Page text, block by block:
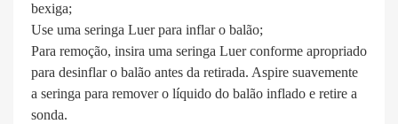
bexiga;
Use uma seringa Luer para inflar o balão;
Para remoção, insira uma seringa Luer conforme apropriado
para desinflar o balão antes da retirada. Aspire suavemente
a seringa para remover o líquido do balão inflado e retire a
sonda.